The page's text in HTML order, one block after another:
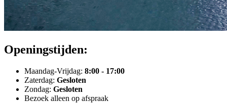
Openingstijden:
Maandag-Vrijdag: 8:00 - 17:00
Zaterdag: Gesloten
Zondag: Gesloten
Bezoek alleen op afspraak